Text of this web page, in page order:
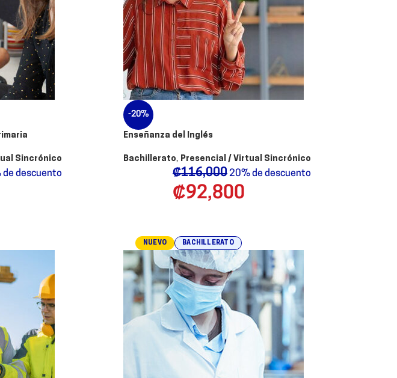
Sincrónico
de descuento
-20%
Enseñanza del Inglés
Bachillerato, Presencial / Virtual Sincrónico
₡116,00020% de descuento
₡92,800
NUEVO BACHILLERATO